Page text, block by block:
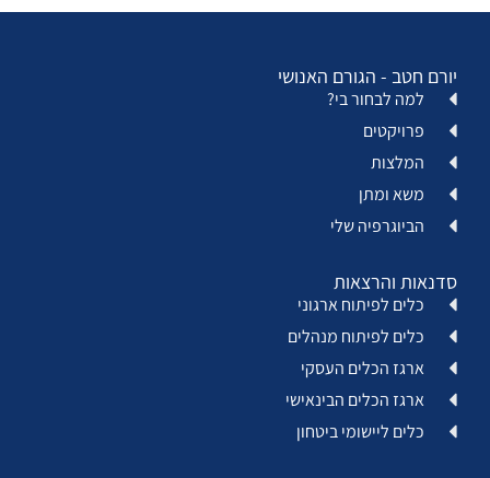
יורם חטב - הגורם האנושי
למה לבחור בי?
פרויקטים
המלצות
משא ומתן
הביוגרפיה שלי
סדנאות והרצאות
כלים לפיתוח ארגוני
כלים לפיתוח מנהלים
ארגז הכלים העסקי
ארגז הכלים הבינאישי
כלים ליישומי ביטחון